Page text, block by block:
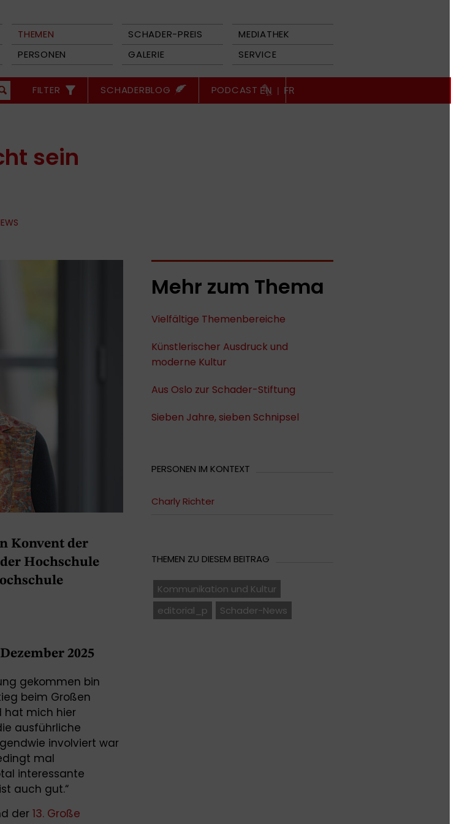
THEMEN SCHADER-PREIS
MEDIATHEK
PERSONEN GALERIE SERVICE
FILTER SCHADERBLOG PODCAST EN | FR
sein
Konvent der
Hochschule
2025
gekommen bin
beim Großen
hat mich hier
ausführliche
involviert war
mal
interessante
auch gut.“
der 13. Große
Mehr zum Thema
Vielfältige Themenbereiche
Künstlerischer Ausdruck und
moderne Kultur
Aus Oslo zur Schader-Stiftung
Sieben Jahre, sieben Schnipsel
PERSONEN IM KONTEXT
Charly Richter
THEMEN ZU DIESEM BEITRAG
Kommunikation und Kultur
editorial_p
Schader-News